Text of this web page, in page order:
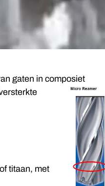
gaten in composiet
titaan, met